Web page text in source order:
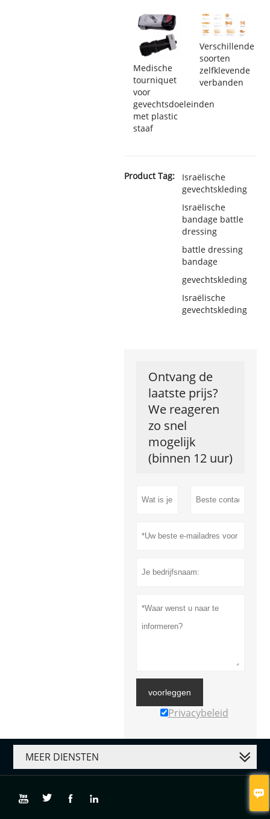

Medische
tourniquet
voor
gevechtsdoeleinden
met plastic
staaf
Verschillende
soorten
zelfklevende
verbanden
Product Tag:
Israëlische
gevechtskleding
Israëlische
bandage battle
dressing
battle dressing
bandage
gevechtskleding
Israëlische
gevechtskleding
Ontvang de
laatste prijs?
We reageren
zo snel
mogelijk
(binnen 12 uur)
voorleggen
Privacybeleid
MEER DIENSTEN
   